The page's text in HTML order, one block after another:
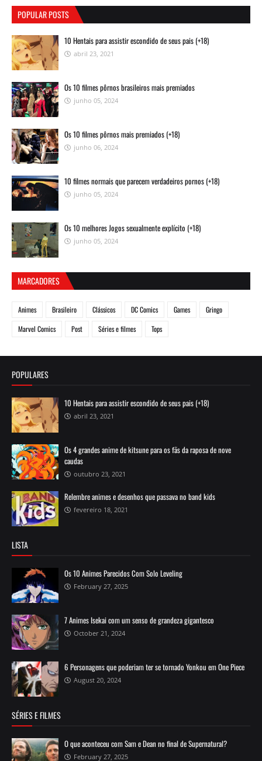
POPULAR POSTS
10 Hentais para assistir escondido de seus pais (+18)
abril 23, 2021
Os 10 filmes pôrnos brasileiros mais premiados
junho 05, 2024
Os 10 filmes pôrnos mais premiados (+18)
junho 06, 2024
10 filmes normais que parecem verdadeiros pornos (+18)
junho 05, 2024
Os 10 melhores Jogos sexualmente explícito (+18)
junho 05, 2024
MARCADORES
Animes Brasileiro Clássicos DC Comics Games
Gringo
Marvel Comics
Post Séries e filmes Tops
POPULARES
10 Hentais para assistir escondido de seus pais (+18)
abril 23, 2021
Os 4 grandes anime de kitsune para os fãs da raposa de nove
caudas
outubro 23, 2021
Relembre animes e desenhos que passava no band kids
fevereiro 18, 2021
LISTA
Os 10 Animes Parecidos Com Solo Leveling
February 27, 2025
7 Animes Isekai com um senso de grandeza gigantesco
October 21, 2024
6 Personagens que poderiam ter se tornado Yonkou em One Piece
August 20, 2024
SÉRIES E FILMES
O que aconteceu com Sam e Dean no final de Supernatural?
February 27, 2025